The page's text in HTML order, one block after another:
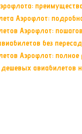
Аэрофлот:
Аэрофлот:
без
Аэрофлот: полное
авиабилетов